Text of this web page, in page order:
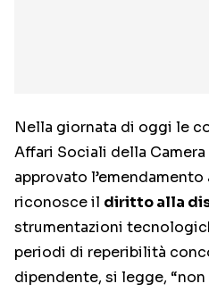
Nella giornata di oggi le
Affari Sociali della
approvato
riconosce il diritto alla
strumentazioni
periodi di reperibilità
dipendente, si legge,